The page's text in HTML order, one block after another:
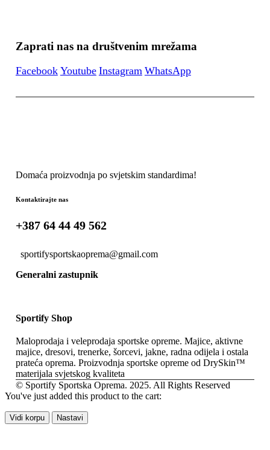
Zaprati nas na društvenim mrežama
Facebook Youtube Instagram WhatsApp
Domaća proizvodnja po svjetskim standardima!
Kontaktirajte nas
+387 64 44 49 562
sportifysportskaoprema@gmail.com
Generalni zastupnik
Sportify Shop
Maloprodaja i veleprodaja sportske opreme. Majice, aktivne
majice, dresovi, trenerke, šorcevi, jakne, radna odijela i ostala
prateća oprema. Proizvodnja sportske opreme od DrySkin™
materijala svjetskog kvaliteta
© Sportify Sportska Oprema. 2025. All Rights Reserved
You've just added this product to the cart:
Vidi korpu Nastavi